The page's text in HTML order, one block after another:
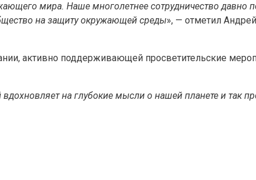
мира. Наше многолетнее сотрудничество давно
на защиту окружающей среды», — отметил
активно поддерживающей просветительские
на глубокие мысли о нашей планете и так